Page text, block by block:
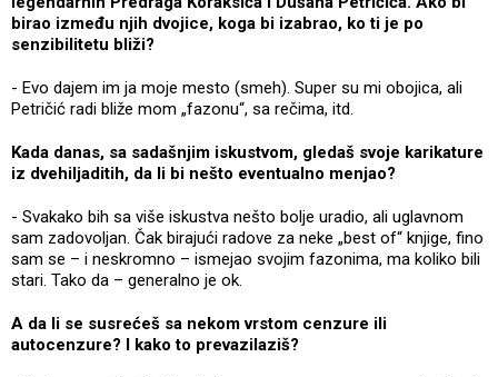
birao između njih dvojice, koga bi izabrao, ko ti je po
senzibilitetu bliži?
- Evo dajem im ja moje mesto (smeh). Super su mi obojica, ali
Petričić radi bliže mom „fazonu“, sa rečima, itd.
Kada danas, sa sadašnjim iskustvom, gledaš svoje karikature
iz dvehiljaditih, da li bi nešto eventualno menjao?
- Svakako bih sa više iskustva nešto bolje uradio, ali uglavnom
sam zadovoljan. Čak birajući radove za neke „best of“ knjige, fino
sam se – i neskromno – ismejao svojim fazonima, ma koliko bili
stari. Tako da – generalno je ok.
A da li se susrećeš sa nekom vrstom cenzure ili
autocenzure? I kako to prevazilaziš?